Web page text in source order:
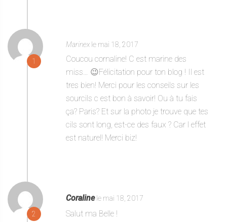
1
Marinex le mai 18, 2017
Coucou cornaline! C est marine des
miss… 😉Félicitation pour ton blog ! Il est
tres bien! Merci pour les conseils sur les
sourcils c est bon à savoir! Ou à tu fais
ça? Paris? Et sur la photo je trouve que tes
cils sont long, est-ce des faux ? Car l effet
est naturel! Merci biz!
2
Coralinele mai 18, 2017
Salut ma Belle !